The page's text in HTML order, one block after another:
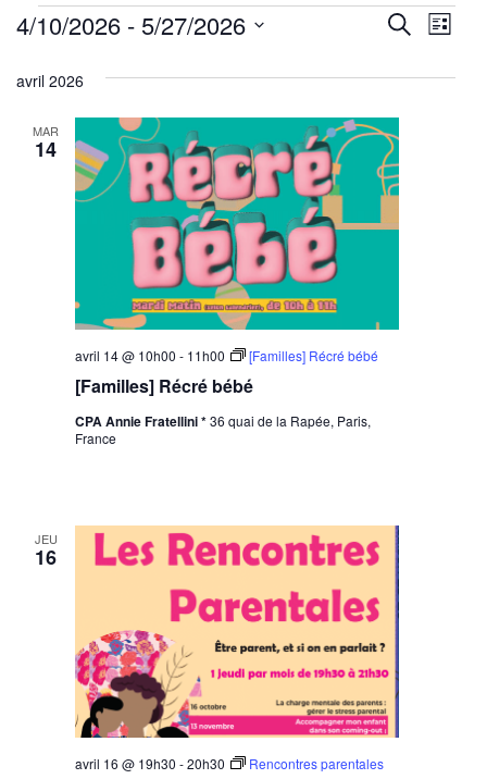
Évènements
et
de
vues
Recherche
Liste
4/10/2026 - 5/27/2026
une
avril 2026
MAR
14
[Familles] Récré bébé
avril 14 @ 10h00 - 11h00 [Familles] Récré bébé
CPA Annie Fratellini *36 quai de la Rapée, Paris,
France
JEU
16
avril 16 @ 19h30 -20h30 Rencontres parentales